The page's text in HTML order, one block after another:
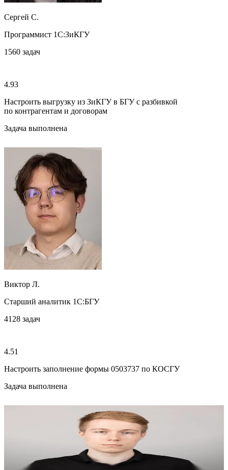
Сергей С.
Программист 1С:ЗиКГУ
1560 задач
4.93
Настроить выгрузку из ЗиКГУ в БГУ с разбивкой
по контрагентам и договорам
Задача выполнена
Виктор Л.
Старший аналитик 1С:БГУ
4128 задач
4.51
Настроить заполнение формы 0503737 по КОСГУ
Задача выполнена
Старший аналитик 1С:БГУ